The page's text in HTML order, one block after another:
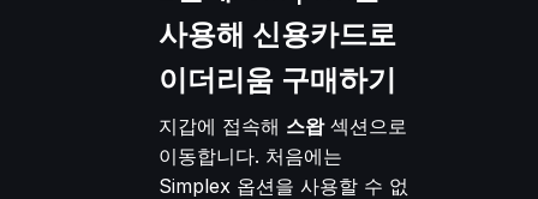
사용해 신용카드로
이더리움 구매하기
지갑에 접속해 스왑섹션으로
이동합니다. 처음에는
Simplex 옵션을 사용할 수 없